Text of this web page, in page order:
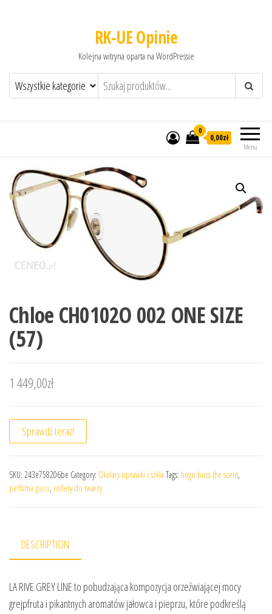
RK-UE Opinie
Kolejna witryna oparta na WordPressie
Menu
0
0,00zł
Chloe CH0102O 002 ONE SIZE
(57)
1 449,00zł
Sprawdź teraz!
SKU: 243e758206be Category: Okulary oprawki i szkła Tags: hugo boss the scent,
perfuma gucci, rollery do twarzy
DESCRIPTION
LA RIVE GREY LINE to pobudzająca kompozycja orzeźwiającej mocy
grejpfruta i pikantnych aromatów jałowca i pieprzu, które podkreślą